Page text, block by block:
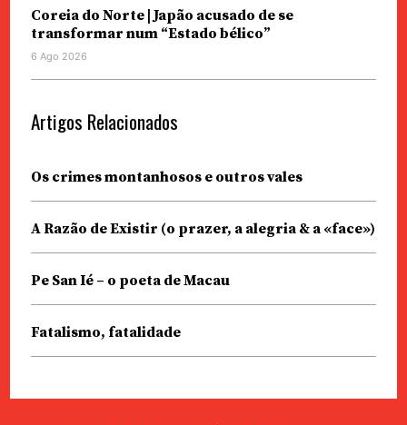
Coreia do Norte | Japão acusado de se
transformar num “Estado bélico”
6 Ago 2026
Artigos Relacionados
Os crimes montanhosos e outros vales
A Razão de Existir (o prazer, a alegria & a «face»)
Pe San Ié – o poeta de Macau
Fatalismo, fatalidade